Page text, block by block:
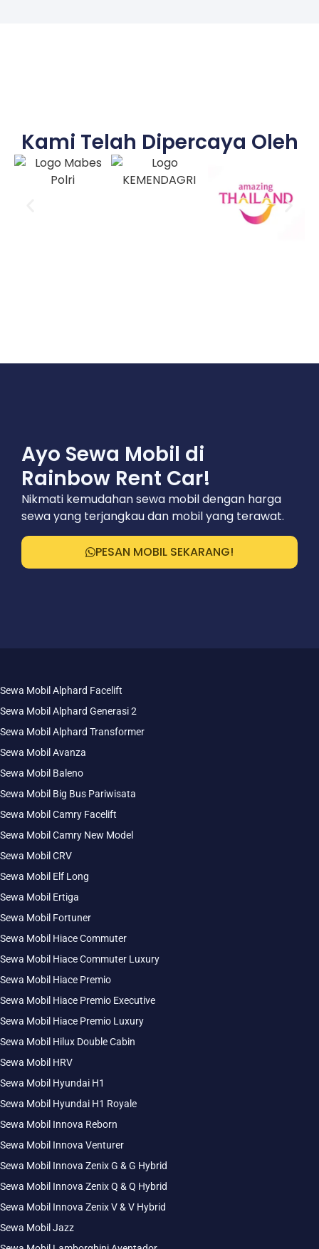
Kami Telah Dipercaya Oleh
Ayo Sewa Mobil di
Rainbow Rent Car!
Nikmati kemudahan sewa mobil dengan harga
sewa yang terjangkau dan mobil yang terawat.
PESAN MOBIL SEKARANG!
Sewa Mobil Alphard Facelift
Sewa Mobil Alphard Generasi 2
Sewa Mobil Alphard Transformer
Sewa Mobil Avanza
Sewa Mobil Baleno
Sewa Mobil Big Bus Pariwisata
Sewa Mobil Camry Facelift
Sewa Mobil Camry New Model
Sewa Mobil CRV
Sewa Mobil Elf Long
Sewa Mobil Ertiga
Sewa Mobil Fortuner
Sewa Mobil Hiace Commuter
Sewa Mobil Hiace Commuter Luxury
Sewa Mobil Hiace Premio
Sewa Mobil Hiace Premio Executive
Sewa Mobil Hiace Premio Luxury
Sewa Mobil Hilux Double Cabin
Sewa Mobil HRV
Sewa Mobil Hyundai H1
Sewa Mobil Hyundai H1 Royale
Sewa Mobil Innova Reborn
Sewa Mobil Innova Venturer
Sewa Mobil Innova Zenix G & G Hybrid
Sewa Mobil Innova Zenix Q & Q Hybrid
Sewa Mobil Innova Zenix V & V Hybrid
Sewa Mobil Jazz